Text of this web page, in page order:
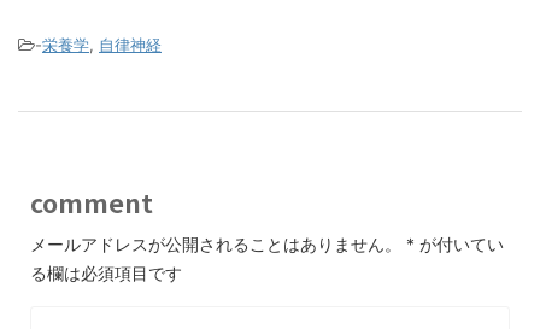
o
k
-栄養学, 自律神経
comment
メールアドレスが公開されることはありません。 * が付いてい
る欄は必須項目です